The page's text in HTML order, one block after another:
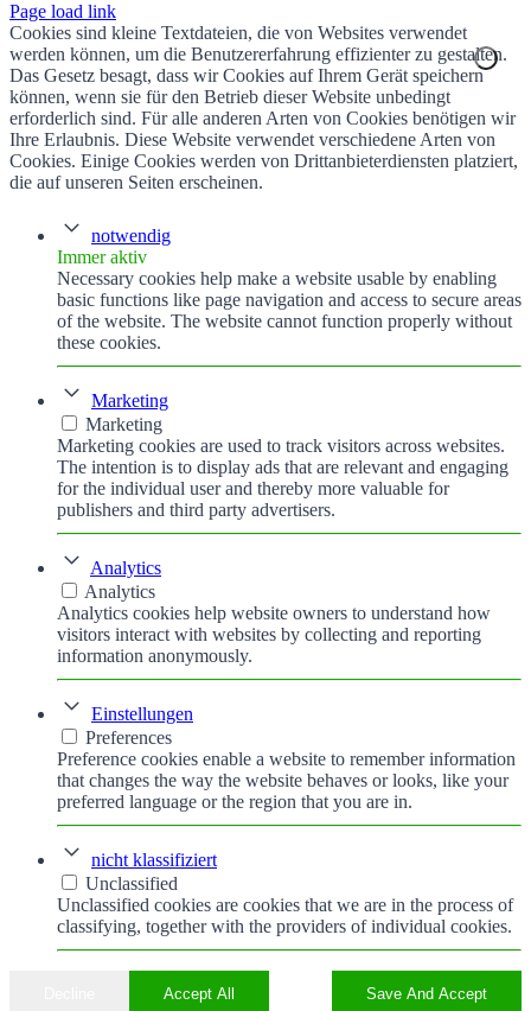
Page load link
Cookies sind kleine Textdateien, die von Websites verwendet
werden können, um die Benutzererfahrung effizienter zu gestalten.
Das Gesetz besagt, dass wir Cookies auf Ihrem Gerät speichern
können, wenn sie für den Betrieb dieser Website unbedingt
erforderlich sind. Für alle anderen Arten von Cookies benötigen wir
Ihre Erlaubnis. Diese Website verwendet verschiedene Arten von
Cookies. Einige Cookies werden von Drittanbieterdiensten platziert,
die auf unseren Seiten erscheinen.
notwendig
Immer aktiv
Necessary cookies help make a website usable by enabling
basic functions like page navigation and access to secure areas
of the website. The website cannot function properly without
these cookies.
Marketing
Marketing
Marketing cookies are used to track visitors across websites.
The intention is to display ads that are relevant and engaging
for the individual user and thereby more valuable for
publishers and third party advertisers.
Analytics
Analytics
Analytics cookies help website owners to understand how
visitors interact with websites by collecting and reporting
information anonymously.
Einstellungen
Preferences
Preference cookies enable a website to remember information
that changes the way the website behaves or looks, like your
preferred language or the region that you are in.
nicht klassifiziert
Unclassified
Unclassified cookies are cookies that we are in the process of
classifying, together with the providers of individual cookies.
Accept All Save And Accept